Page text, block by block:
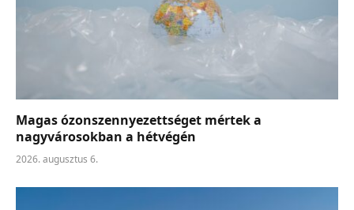
Magas ózonszennyezettséget mértek a
nagyvárosokban a hétvégén
2026. augusztus 6.